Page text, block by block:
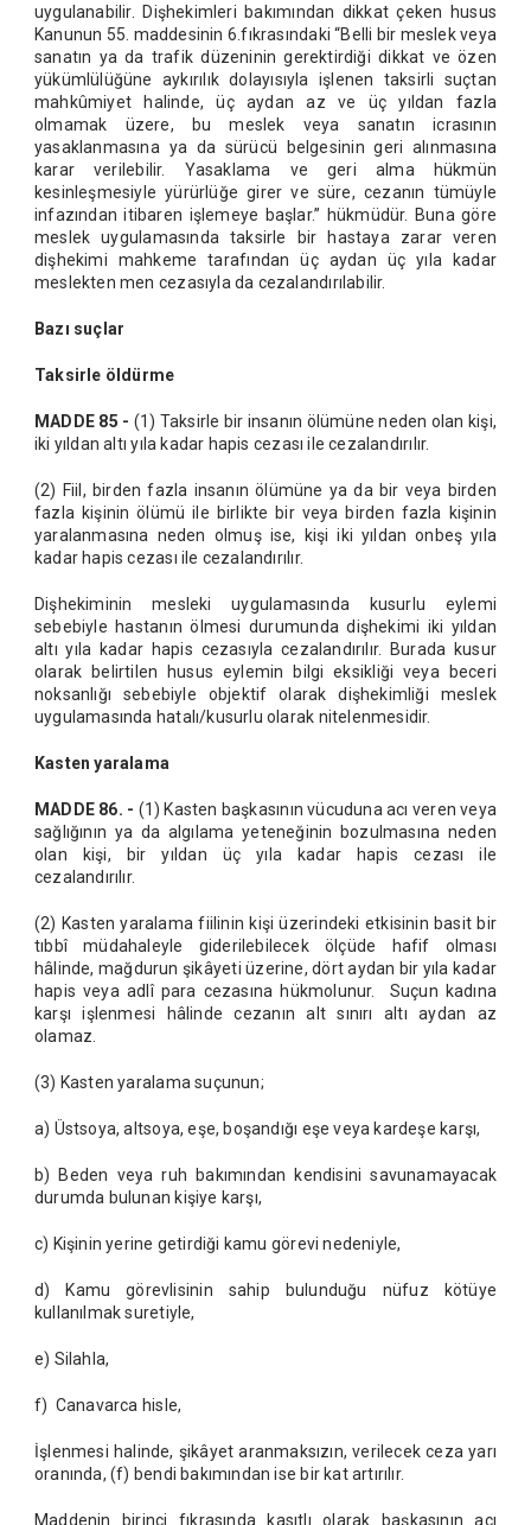
uygulanabilir. Dişhekimleri bakımından dikkat çeken husus
Kanunun 55. maddesinin 6.fıkrasındaki “Belli bir meslek veya
sanatın ya da trafik düzeninin gerektirdiği dikkat ve özen
yükümlülüğüne aykırılık dolayısıyla işlenen taksirli suçtan
mahkûmiyet halinde, üç aydan az ve üç yıldan fazla
olmamak üzere, bu meslek veya sanatın icrasının
yasaklanmasına ya da sürücü belgesinin geri alınmasına
karar verilebilir. Yasaklama ve geri alma hükmün
kesinleşmesiyle yürürlüğe girer ve süre, cezanın tümüyle
infazından itibaren işlemeye başlar.” hükmüdür. Buna göre
meslek uygulamasında taksirle bir hastaya zarar veren
dişhekimi mahkeme tarafından üç aydan üç yıla kadar
meslekten men cezasıyla da cezalandırılabilir.
Bazı suçlar
Taksirle öldürme
MADDE 85 - (1) Taksirle bir insanın ölümüne neden olan kişi,
iki yıldan altı yıla kadar hapis cezası ile cezalandırılır.
(2) Fiil, birden fazla insanın ölümüne ya da bir veya birden
fazla kişinin ölümü ile birlikte bir veya birden fazla kişinin
yaralanmasına neden olmuş ise, kişi iki yıldan onbeş yıla
kadar hapis cezası ile cezalandırılır.
Dişhekiminin mesleki uygulamasında kusurlu eylemi
sebebiyle hastanın ölmesi durumunda dişhekimi iki yıldan
altı yıla kadar hapis cezasıyla cezalandırılır. Burada kusur
olarak belirtilen husus eylemin bilgi eksikliği veya beceri
noksanlığı sebebiyle objektif olarak dişhekimliği meslek
uygulamasında hatalı/kusurlu olarak nitelenmesidir.
Kasten yaralama
MADDE 86. - (1) Kasten başkasının vücuduna acı veren veya
sağlığının ya da algılama yeteneğinin bozulmasına neden
olan kişi, bir yıldan üç yıla kadar hapis cezası ile
cezalandırılır.
(2) Kasten yaralama fiilinin kişi üzerindeki etkisinin basit bir
tıbbî müdahaleyle giderilebilecek ölçüde hafif olması
hâlinde, mağdurun şikâyeti üzerine, dört aydan bir yıla kadar
hapis veya adlî para cezasına hükmolunur. Suçun kadına
karşı işlenmesi hâlinde cezanın alt sınırı altı aydan az
olamaz.
(3) Kasten yaralama suçunun;
a) Üstsoya, altsoya, eşe, boşandığı eşe veya kardeşe karşı,
b) Beden veya ruh bakımından kendisini savunamayacak
durumda bulunan kişiye karşı,
c) Kişinin yerine getirdiği kamu görevi nedeniyle,
d) Kamu görevlisinin sahip bulunduğu nüfuz kötüye
kullanılmak suretiyle,
e) Silahla,
f) Canavarca hisle,
İşlenmesi halinde, şikâyet aranmaksızın, verilecek ceza yarı
oranında, (f) bendi bakımından ise bir kat artırılır.
Maddenin birinci fıkrasında kasıtlı olarak başkasının acı